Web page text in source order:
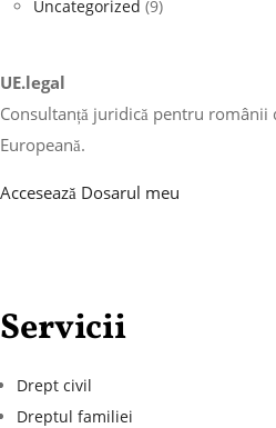
Uncategorized (9)
UE.legal
Consultanță juridică pentru românii
Europeană.
Accesează Dosarul meu
Servicii
Drept civil
Dreptul familiei